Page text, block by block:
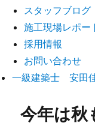
スタッフブログ
施工現場レポー
採用情報
お問い合わせ
一級建築士 安田
今年は秋